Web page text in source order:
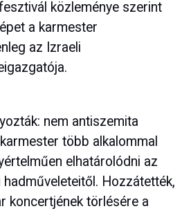
közleménye szerint
a karmester
az Izraeli
nem antiszemita
több alkalommal
elhatárolódni az
Hozzátették,
koncertjének törlésére a